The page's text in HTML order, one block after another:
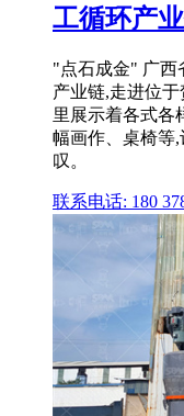
工循环产
"点石成金" 广西
产业链,走进位
里展示着各式各
幅画作、桌椅等
叹。
联系电话: 180